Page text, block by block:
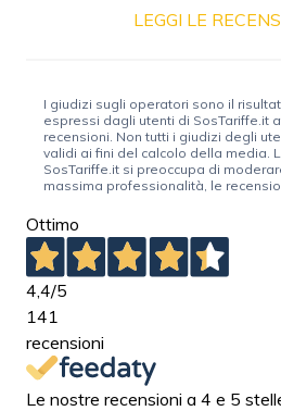
LEGGI LE
I giudizi sugli operatori sono il
espressi dagli utenti di SosTariffe.it
recensioni. Non tutti i giudizi degli
validi ai fini del calcolo della media.
SosTariffe.it si preoccupa di
massima professionalità, le
Ottimo
4,4/5
141
recensioni
Le nostre recensioni a 4 e 5